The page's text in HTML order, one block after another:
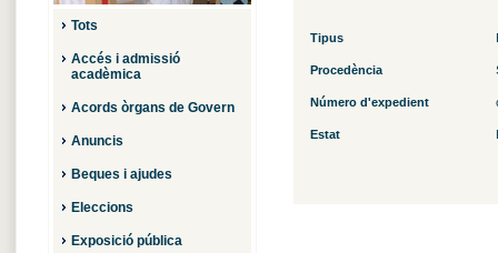
Tots
Accés i admissió
acadèmica
Acords òrgans de Govern
Anuncis
Beques i ajudes
Eleccions
Exposició pública
Tipus
Procedència
Número d'expedient
Estat